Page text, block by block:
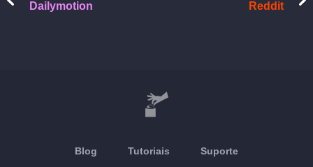
Dailymotion Reddit
Blog Tutoriais Suporte